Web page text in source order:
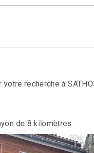
recherche à
de 8 kilomètres :